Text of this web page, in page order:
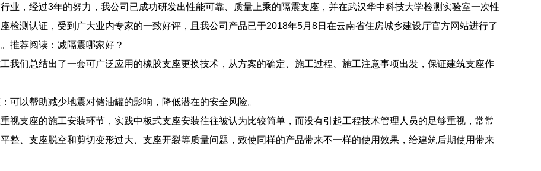
业，经过3年的努力，我公司已成功研发出性能可靠、质量上乘的隔震支座，并在武汉华中科技大学检测实验室一次性
检测认证，受到广大业内专家的一致好评，且我公司产品已于2018年5月8日在云南省住房城乡建设厅官方网站进行了
推荐阅读：减隔震哪家好？
我们总结出了一套可广泛应用的橡胶支座更换技术，从方案的确定、施工过程、施工注意事项出发，保证建筑支座作
可以帮助减少地震对储油罐的影响，降低潜在的安全风险。
视支座的施工安装环节，实践中板式支座安装往往被认为比较简单，而没有引起工程技术管理人员的足够重视，常常
整、支座脱空和剪切变形过大、支座开裂等质量问题，致使同样的产品带来不一样的使用效果，给建筑后期使用带来